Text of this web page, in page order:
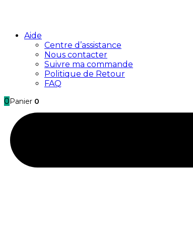
Aide
Centre d’assistance
Nous contacter
Suivre ma commande
Politique de Retour
FAQ
0 Panier 0